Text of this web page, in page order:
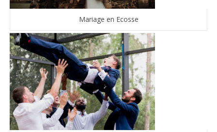
Mariage en Ecosse